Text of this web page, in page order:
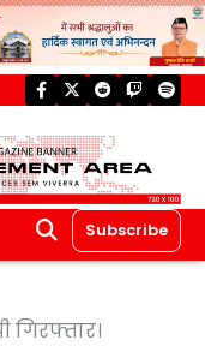
facebook
twitterreddittwitch
Subscribe
गिरफ्तार।